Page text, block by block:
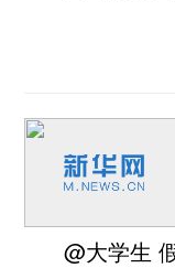
@大学生